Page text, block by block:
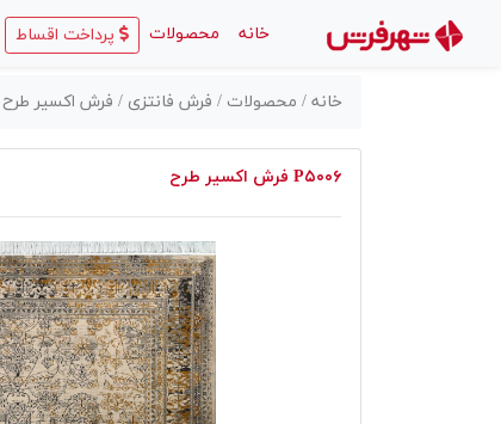
خانه
(current) محصولات پرداخت اقساط
خانه / محصولات / فرش فانتزی / فرش اکسیر طرح P۵۰۰۶
فرش اکسیر طرح P۵۰۰۶